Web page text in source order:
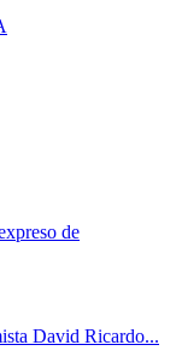
de
David Ricardo...